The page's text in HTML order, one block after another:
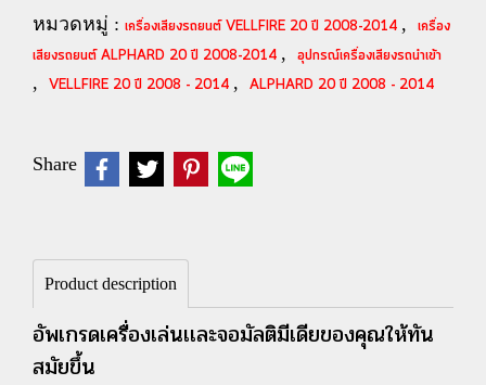
หมวดหมู่ : เครื่องเสียงรถยนต์ VELLFIRE 20 ปี 2008-2014 , เครื่อง
เสียงรถยนต์ ALPHARD 20 ปี 2008-2014 , อุปกรณ์เครื่องเสียงรถนำเข้า
, VELLFIRE 20 ปี 2008 - 2014 , ALPHARD 20 ปี 2008 - 2014
Share
Product description
อัพเกรดเครื่องเล่นเเละจอมัลติมีเดียของคุณให้ทัน
สมัยขึ้น